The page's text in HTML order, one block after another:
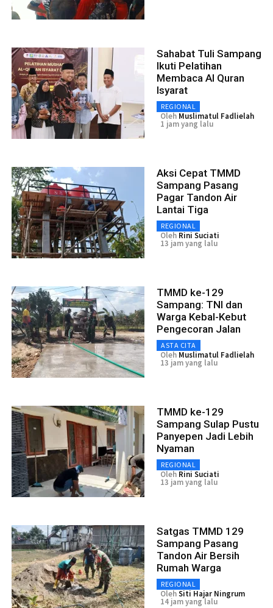
Sahabat Tuli Sampang
Ikuti Pelatihan
Membaca Al Quran
Isyarat
REGIONAL
Oleh Muslimatul Fadlielah
1 jam yang lalu
Aksi Cepat TMMD
Sampang Pasang
Pagar Tandon Air
Lantai Tiga
REGIONAL
Oleh Rini Suciati
13 jam yang lalu
TMMD ke-129
Sampang: TNI dan
Warga Kebal-Kebut
Pengecoran Jalan
ASTA CITA
Oleh Muslimatul Fadlielah
13 jam yang lalu
TMMD ke-129
Sampang Sulap Pustu
Panyepen Jadi Lebih
Nyaman
REGIONAL
Oleh Rini Suciati
13 jam yang lalu
Satgas TMMD 129
Sampang Pasang
Tandon Air Bersih
Rumah Warga
REGIONAL
OlehSiti Hajar Ningrum
14 jam yang lalu